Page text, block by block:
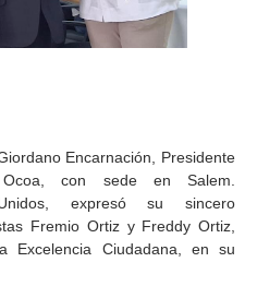
Encarnación, Presidente
con sede en Salem.
expresó su sincero
Fremio Ortiz y Freddy Ortiz,
Ciudadana, en su